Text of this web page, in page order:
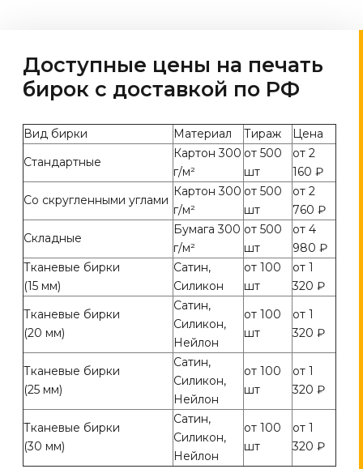
Доступные цены на печать
бирок с доставкой по РФ
Вид бирки Материал Тираж
Цена
Стандартные
Картон 300
г/м²
от 500
шт
от 2
160 ₽
Со скругленными углами
Картон 300
г/м²
от 500
шт
от 2
760 ₽
Складные
Бумага 300
г/м²
от 500
шт
от 4
980 ₽
Тканевые бирки
(15 мм)
Сатин,
Силикон
от 100
шт
от 1
320 ₽
Тканевые бирки
(20 мм)
Сатин,
Силикон,
Нейлон
от 100
шт
от 1
320 ₽
Тканевые бирки
(25 мм)
Сатин,
Силикон,
Нейлон
от 100
шт
от 1
320 ₽
Тканевые бирки
(30 мм)
Сатин,
Силикон,
Нейлон
от 100
шт
от 1
320 ₽